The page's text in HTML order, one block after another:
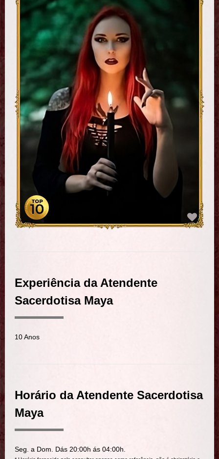
Experiência da Atendente
Sacerdotisa Maya
10 Anos
Horário da Atendente Sacerdotisa
Maya
Seg. a Dom. Dás 20:00h ás 04:00h.